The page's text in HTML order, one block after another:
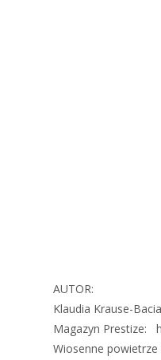
AUTOR:
Klaudia Krause-Bacia
Magazyn Prestize:
Wiosenne